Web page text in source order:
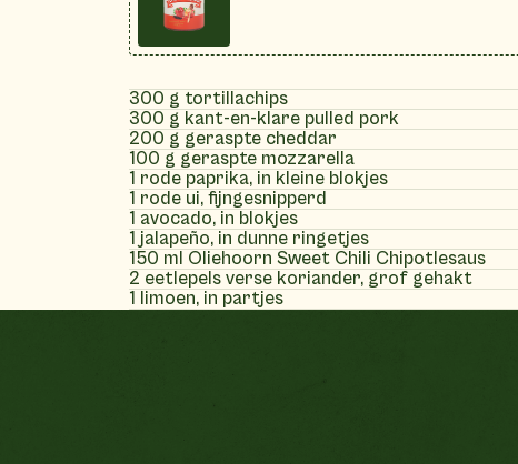
300 g tortillachips
300 g kant-en-klare pulled pork
200 g geraspte cheddar
100 g geraspte mozzarella
1 rode paprika, in kleine blokjes
1 rode ui, fijngesnipperd
1 avocado, in blokjes
1 jalapeño, in dunne ringetjes
150 ml Oliehoorn Sweet Chili Chipotlesaus
2 eetlepels verse koriander, grof gehakt
1 limoen, in partjes